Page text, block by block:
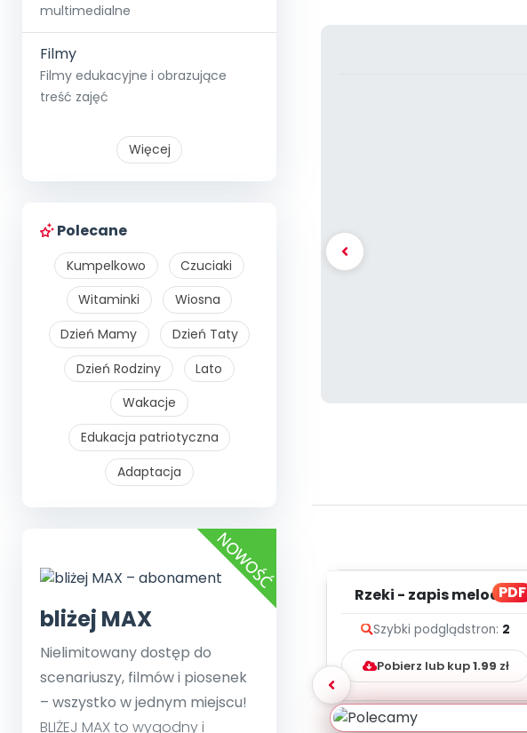
multimedialne
Filmy
Filmy edukacyjne i obrazujące
treść zajęć
Więcej
Polecane
Kumpelkowo
Czuciaki
Witaminki
Wiosna
Dzień Mamy
Dzień Taty
Dzień Rodziny
Lato
Wakacje
Edukacja patriotyczna
Adaptacja
bliżej MAX
Nielimitowany dostęp do
scenariuszy, filmów i piosenek
– wszystko w jednym miejscu!
BLIŻEJ MAX to wygodny i
PDF
Rzeki - zapis melodii i
Szybki podglądstron: 2
Pobierz lub kup1.99 zł